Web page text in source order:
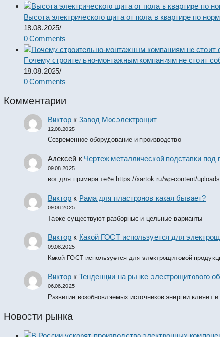
Высота электрического щита от пола в квартире по
18.08.2025/
0 Comments
Почему строительно-монтажным компаниям не стоит
18.08.2025/
0 Comments
Комментарии
Виктор к Завод Мосэлектрощит
12.08.2025
Современное оборудование и производство
Алексей к Чертеж металлической подставки
09.08.2025
вот для примера тебе https://sartok.ru/wp-content/
Виктор к Рама для пластронов какая бывает?
09.08.2025
Также существуют разборные и цельные варианты
Виктор к Какой ГОСТ используется для
09.08.2025
Какой ГОСТ используется для электрощитовой
Виктор к Тенденции на рынке электрощитового
06.08.2025
Развитие возобновляемых источников энергии влияет
Новости рынка